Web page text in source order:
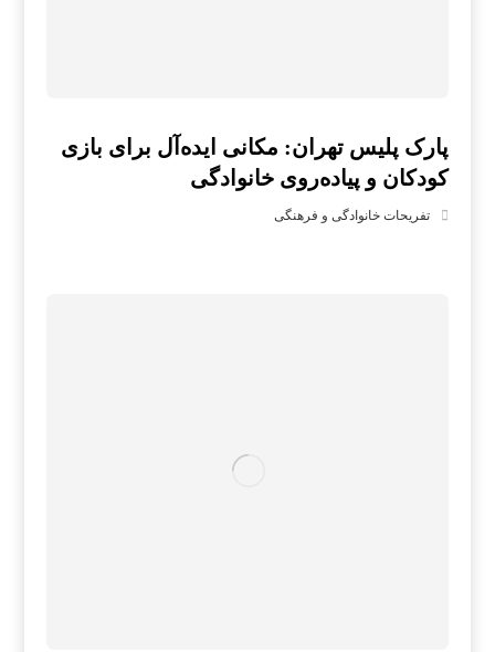
پارک پلیس تهران: مکانی ایده‌آل برای بازی
کودکان و پیاده‌روی خانوادگی
تفریحات خانوادگی و فرهنگی